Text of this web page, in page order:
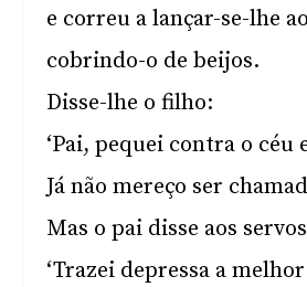
e correu a lançar-se-lhe
cobrindo-o de beijos.
Disse-lhe o filho:
‘Pai, pequei contra o céu
Já não mereço ser
Mas o pai disse aos
‘Trazei depressa a